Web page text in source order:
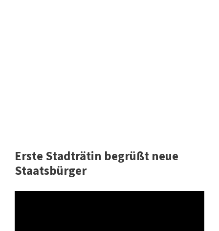
Erste Stadträtin begrüßt neue
Staatsbürger